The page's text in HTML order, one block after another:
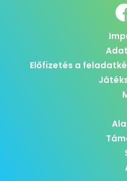
Előfizetés a